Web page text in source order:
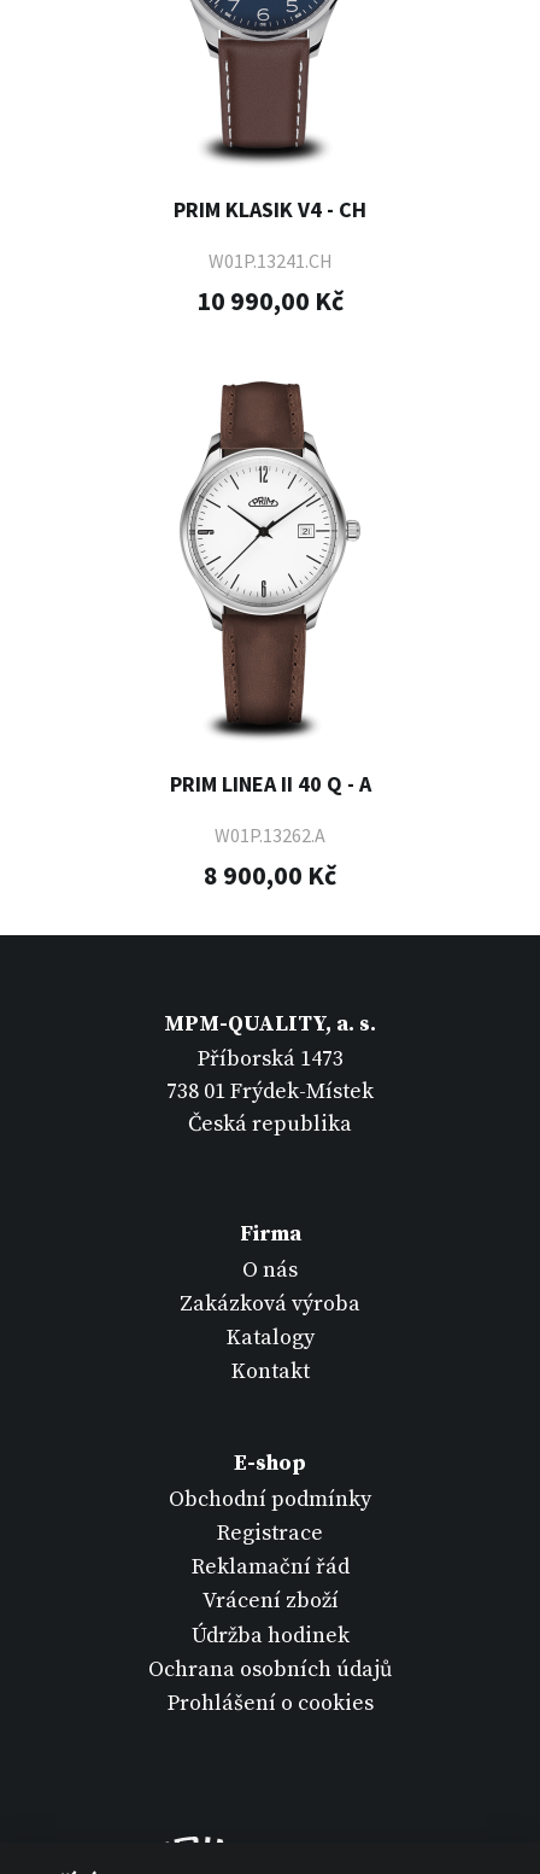
PRIM KLASIK V4 - CH
W01P.13241.CH
10 990,00 Kč
PRIM LINEA II 40 Q - A
W01P.13262.A
8 900,00 Kč
MPM-QUALITY, a. s.
Příborská 1473
738 01 Frýdek-Místek
Česká republika
Firma
O nás
Zakázková výroba
Katalogy
Kontakt
E-shop
Obchodní podmínky
Registrace
Reklamační řád
Vrácení zboží
Údržba hodinek
Ochrana osobních údajů
Prohlášení o cookies